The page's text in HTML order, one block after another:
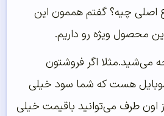
اصلی چیه؟ گفتم هممون این
محصول ویژه رو داریم.
می‌شید.مثلا اگر فروشتون
هست که شما سود خیلی
طرف می‌توانید باقیمت خیلی